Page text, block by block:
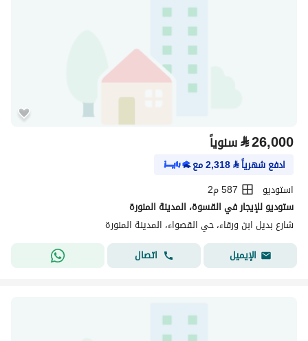
⃁26,000 سنوياً
ادفع شهرياً⃁
2,318مع
استوديو
587 م2
ستوديو للإيجار في القسوة، المدينة المنورة
شارع بديل ابن ورقاء، حي القصواء، المدينة المنورة
الإيميل
اتصال